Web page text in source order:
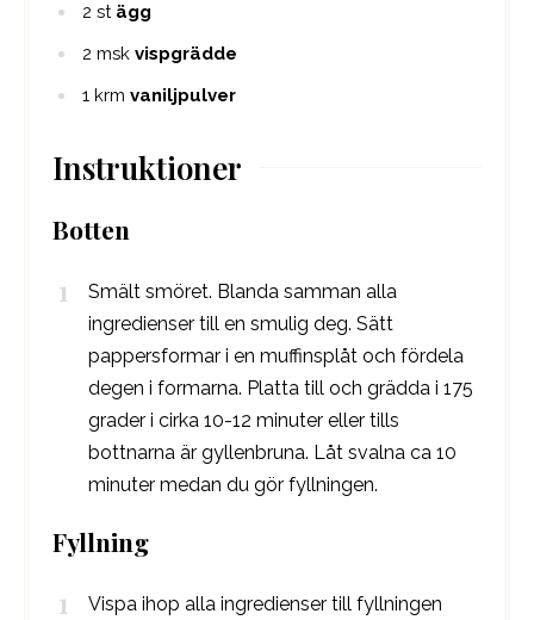
2 st ägg
2 msk vispgrädde
1 krm vaniljpulver
Instruktioner
Botten
Smält smöret. Blanda samman alla
ingredienser till en smulig deg. Sätt
pappersformar i en muffinsplåt och fördela
degen i formarna. Platta till och grädda i 175
grader i cirka 10-12 minuter eller tills
bottnarna är gyllenbruna. Låt svalna ca 10
minuter medan du gör fyllningen.
Fyllning
Vispa ihop alla ingredienser till fyllningen